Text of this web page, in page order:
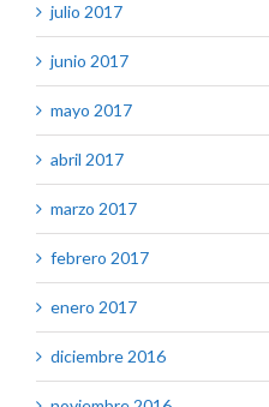
julio 2017
junio 2017
mayo 2017
abril 2017
marzo 2017
febrero 2017
enero 2017
diciembre 2016